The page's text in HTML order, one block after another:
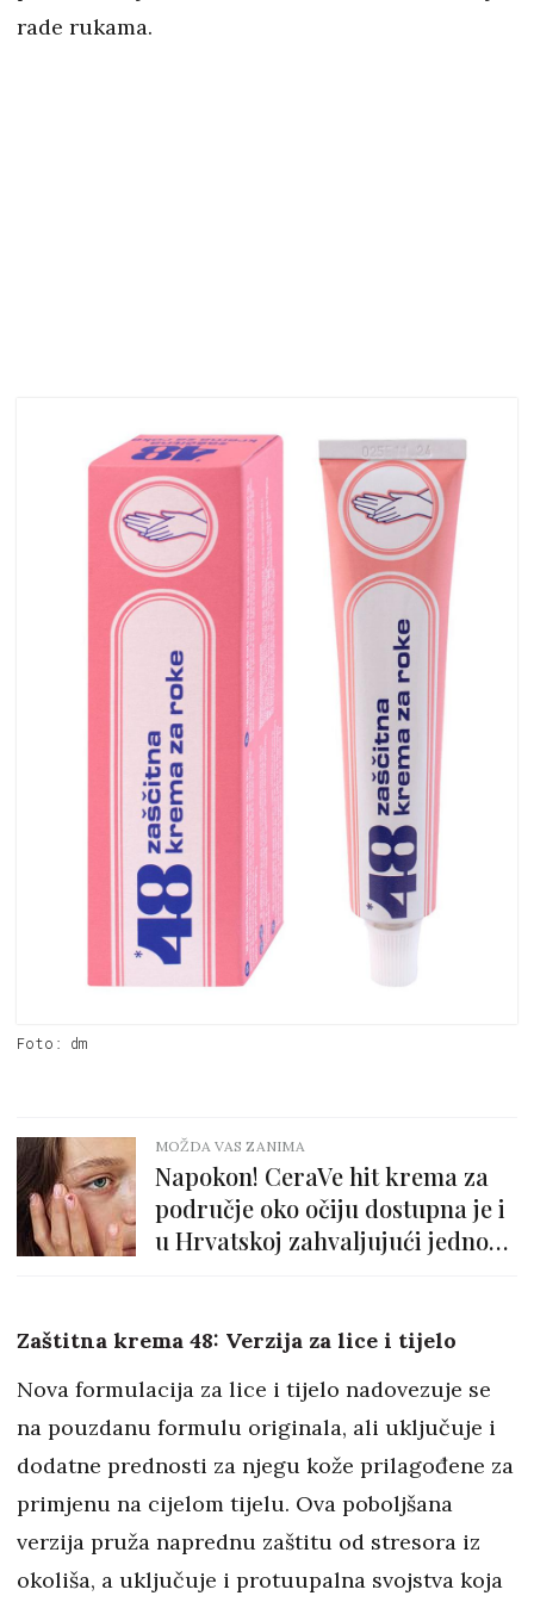
rade rukama.
Foto: dm
MOŽDA VAS ZANIMA
Napokon! CeraVe hit krema za
područje oko očiju dostupna je i
u Hrvatskoj zahvaljujući jednom
Zaštitna krema 48: Verzija za lice i tijelo
Nova formulacija za lice i tijelo nadovezuje se
na pouzdanu formulu originala, ali uključuje i
dodatne prednosti za njegu kože prilagođene za
primjenu na cijelom tijelu. Ova poboljšana
verzija pruža naprednu zaštitu od stresora iz
okoliša, a uključuje i protuupalna svojstva koja